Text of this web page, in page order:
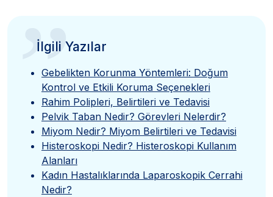
”
İlgili Yazılar
Gebelikten Korunma Yöntemleri: Doğum
Kontrol ve Etkili Koruma Seçenekleri
Rahim Polipleri, Belirtileri ve Tedavisi
Pelvik Taban Nedir? Görevleri Nelerdir?
Miyom Nedir? Miyom Belirtileri ve Tedavisi
Histeroskopi Nedir? Histeroskopi Kullanım
Alanları
Kadın Hastalıklarında Laparoskopik Cerrahi
Nedir?